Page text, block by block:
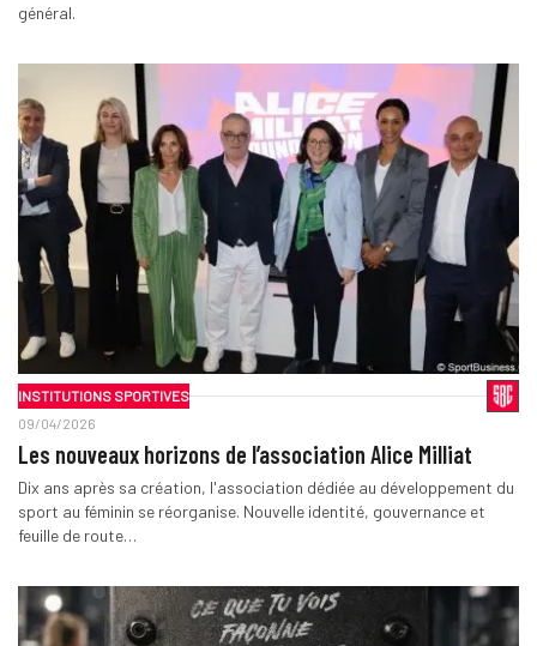
général.
INSTITUTIONS SPORTIVES
09/04/2026
Les nouveaux horizons de l’association Alice Milliat
Dix ans après sa création, l'association dédiée au développement du
sport au féminin se réorganise. Nouvelle identité, gouvernance et
feuille de route…